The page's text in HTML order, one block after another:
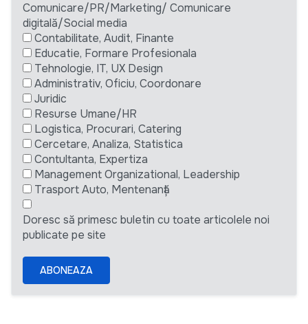
Comunicare/PR/Marketing/ Comunicare
digitală/Social media
Contabilitate, Audit, Finante
Educatie, Formare Profesionala
Tehnologie, IT, UX Design
Administrativ, Oficiu, Coordonare
Juridic
Resurse Umane/HR
Logistica, Procurari, Catering
Cercetare, Analiza, Statistica
Contultanta, Expertiza
Management Organizational, Leadership
Trasport Auto, Mentenanță
Doresc să primesc buletin cu toate articolele noi
publicate pe site
ABONEAZA